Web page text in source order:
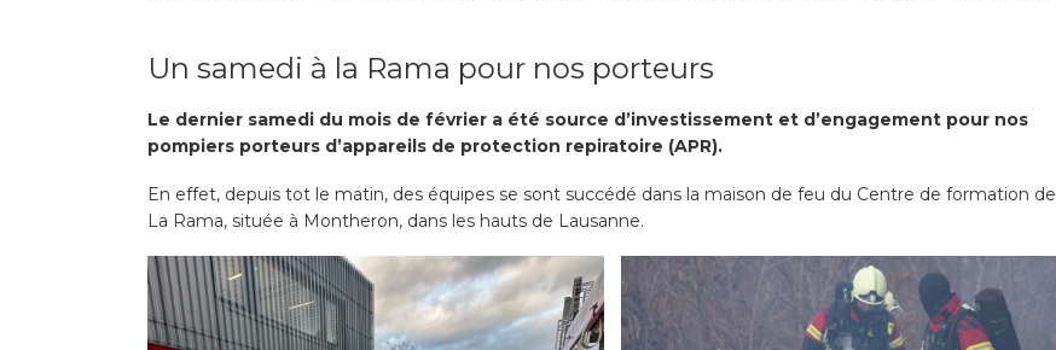
Un samedi à la Rama pour nos porteurs
Le dernier samedi du mois de février a été source d’investissement et d’engagement pour nos
pompiers porteurs d’appareils de protection repiratoire (APR).
En effet, depuis tot le matin, des équipes se sont succédé dans la maison de feu du Centre de formation de
La Rama, située à Montheron, dans les hauts de Lausanne.